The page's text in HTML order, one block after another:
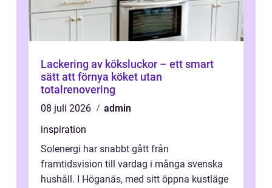
Lackering av köksluckor – ett smart
sätt att förnya köket utan
totalrenovering
08 juli 2026
admin
inspiration
Solenergi har snabbt gått från
framtidsvision till vardag i många svenska
hushåll. I Höganäs, med sitt öppna kustläge